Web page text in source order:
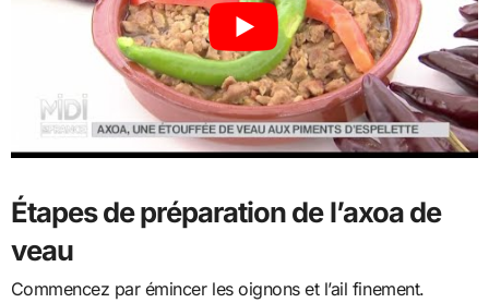
Étapes de préparation de l’axoa de
veau
Commencez par émincer les oignons et l’ail finement.